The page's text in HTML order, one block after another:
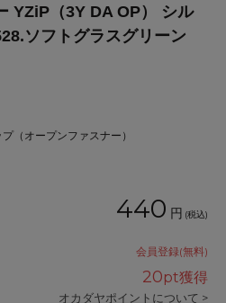
YZiP（3Y DA OP） シル
ソフトグラスグリーン
（オープンファスナー）
440 円 (税込)
会員登録(無料)
20pt獲得
オカダヤポイントについて >